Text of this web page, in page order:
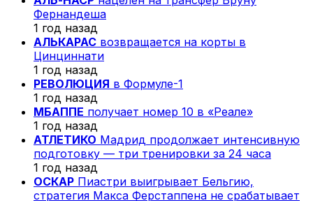
Фернандеша
1 год назад
АЛЬКАРАС возвращается на корты в
Цинциннати
1 год назад
РЕВОЛЮЦИЯ в Формуле-1
1 год назад
МБАППЕ получает номер 10 в «Реале»
1 год назад
АТЛЕТИКО Мадрид продолжает интенсивную
подготовку — три тренировки за 24 часа
1 год назад
ОСКАР Пиастри выигрывает Бельгию,
стратегия Макса Ферстаппена не срабатывает